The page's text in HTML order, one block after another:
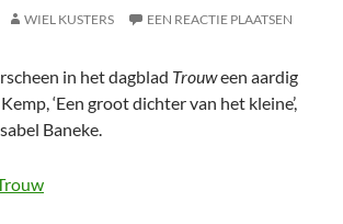
WIEL KUSTERS EEN REACTIE PLAATSEN
in het dagblad Trouween aardig
‘Een groot dichter van het kleine’,
Baneke.